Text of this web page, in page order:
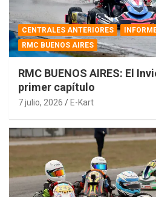
CENTRALES ANTERIORES
RMC BUENOS AIRES
RMC BUENOS AIRES: El
primer capítulo
7 julio, 2026 E-Kart